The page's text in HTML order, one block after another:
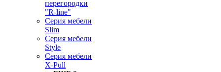
перегородки
"R-line"
Серия мебели
Slim
Серия мебели
Style
Серия мебели
X-Pull